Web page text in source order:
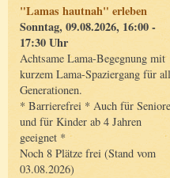
"Lamas hautnah" erleben
Sonntag, 09.08.2026, 16:00 -
17:30 Uhr
Achtsame Lama-Begegnung mit
kurzem Lama-Spaziergang für
Generationen.
* Barrierefrei * Auch für
und für Kinder ab 4 Jahren
geeignet *
Noch 8 Plätze frei (Stand vom
03.08.2026)